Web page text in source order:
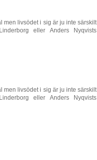
men livsödet i sig är ju inte särskilt
eller Anders Nyqvists
men livsödet i sig är ju inte särskilt
eller Anders Nyqvists